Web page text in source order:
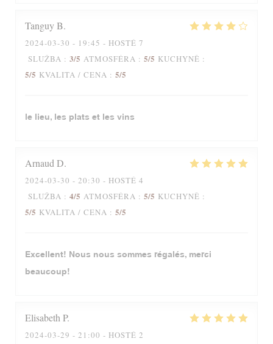
TanguyB
2024-03-30 - 19:45 - HOSTÉ 7
SLUŽBA : 3/5 ATMOSFÉRA : 5/5 KUCHYNĚ :
5/5 KVALITA / CENA : 5/5
le lieu, les plats et les vins
ArnaudD
2024-03-30 - 20:30 - HOSTÉ 4
SLUŽBA : 4/5 ATMOSFÉRA : 5/5 KUCHYNĚ :
5/5 KVALITA / CENA : 5/5
Excellent! Nous nous sommes régalés, merci
beaucoup!
ElisabethP
2024-03-29 - 21:00 - HOSTÉ 2